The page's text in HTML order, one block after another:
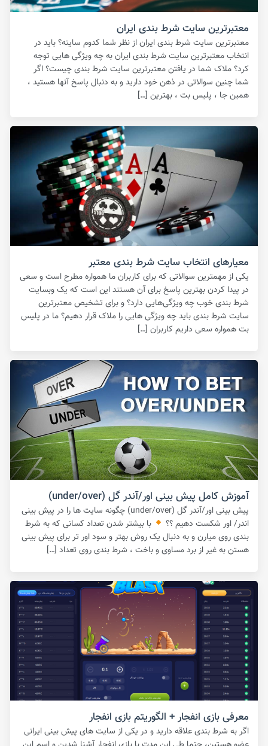
معتبرترین سایت شرط بندی ایران
معتبرترین سایت شرط بندی ایران از نظر شما کدوم سایته؟ باید در
انتخاب معتبرترین سایت شرط بندی ایران به چه ویژگی هایی توجه
کرد؟ ملاک شما در یافتن معتبرترین سایت شرط بندی چیست؟ اگر
شما چنین سوالاتی در ذهن خود دارید و به دنبال پاسخ آنها هستید ،
همین جا ، پلیس بت ، بهترین […]
معیارهای انتخاب سایت شرط بندی معتبر
یکی از مهمترین سوالاتی که برای کاربران ما همواره مطرح است و سعی
در پیدا کردن بهترین پاسخ برای آن هستند این است که یک وبسایت
شرط بندی خوب چه ویژگی‌هایی دارد؟ و برای تشخیص معتبرترین
سایت شرط بندی باید چه ویژگی هایی را ملاک قرار دهیم؟ ما در پلیس
بت همواره سعی داریم کاربران […]
آموزش کامل پیش بینی اور/آندر گل (under/over)
پیش بینی اور/آندر گل (under/over) چگونه سایت ها را در پیش بینی
اندر/ اور شکست دهیم ؟؟
با بیشتر شدن تعداد کسانی که به شرط
بندی روی میارن و به دنبال یک روش بهتر و سود اور تر برای پیش بینی
هستن به غیر از برد مساوی و باخت ، شرط بندی روی تعداد […]
معرفی بازی انفجار + الگوریتم بازی انفجار
اگر به شرط بندی علاقه دارید و در یکی از سایت های پیش بینی ایرانی